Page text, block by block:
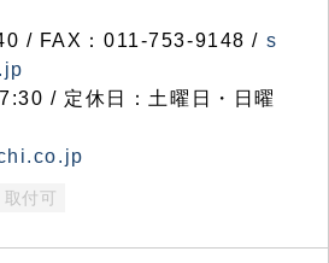
/ FAX：011-753-9148 / s
/ 定休日：土曜日・日曜
取付可